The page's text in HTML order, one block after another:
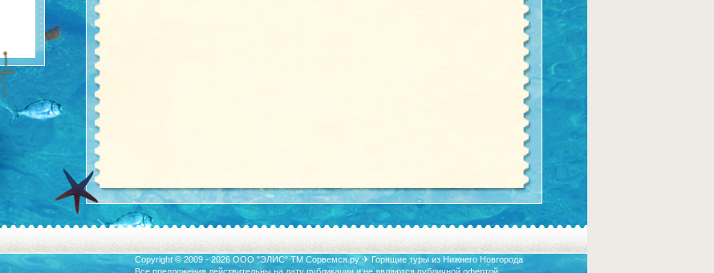
Copyright © 2009 - 2026 ООО "ЭЛИС" ТМ Сорвемся.ру ✈ Горящие туры из Нижнего Новгорода